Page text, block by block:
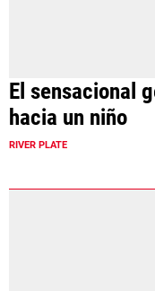
El sensacional
hacia un niño
RIVER PLATE